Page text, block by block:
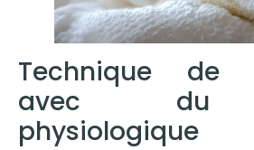
Technique de
avec du
physiologique